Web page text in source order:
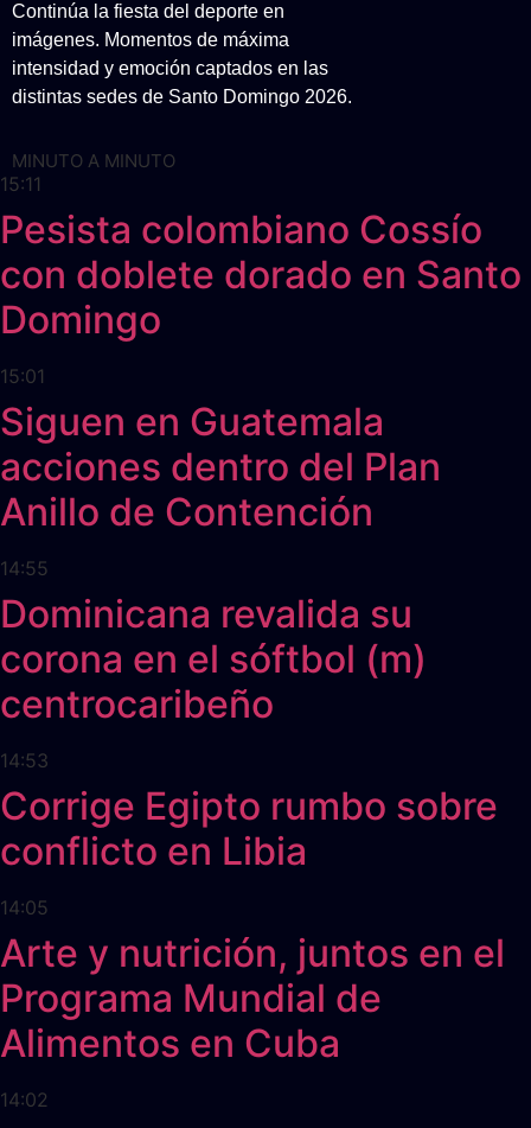
Continúa la fiesta del deporte en
imágenes. Momentos de máxima
intensidad y emoción captados en las
distintas sedes de Santo Domingo 2026.
MINUTO A MINUTO
15:11
Pesista colombiano Cossío
con doblete dorado en Santo
Domingo
15:01
Siguen en Guatemala
acciones dentro del Plan
Anillo de Contención
14:55
Dominicana revalida su
corona en el sóftbol (m)
centrocaribeño
14:53
Corrige Egipto rumbo sobre
conflicto en Libia
14:05
Arte y nutrición, juntos en el
Programa Mundial de
Alimentos en Cuba
14:02